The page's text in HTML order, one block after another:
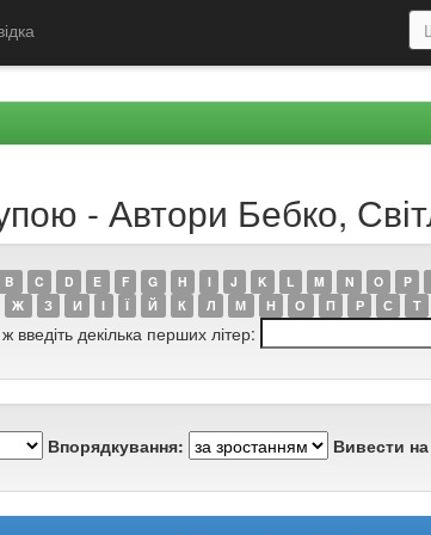
- Автори Бебко,
B C D E F G H I J K L M N O P
Ж З И І Ї Й К Л М Н О П Р С Т
введіть декілька перших літер:
Впорядкування: Вивести на